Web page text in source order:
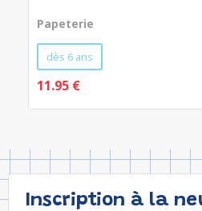
Papeterie
dès 6 ans
11.95 €
Inscription à la